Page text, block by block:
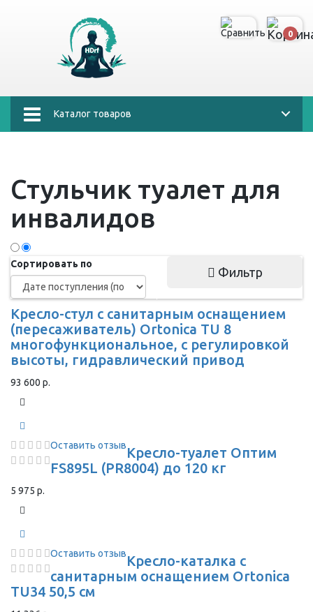
0
Каталог товаров
Стульчик туалет для
инвалидов
Сортировать по
Фильтр
Кресло-стул с санитарным оснащением
(пересаживатель) Ortonica TU 8
многофункциональное, с регулировкой
высоты, гидравлический привод
93 600 р.
Оставить отзывКресло-туалет Оптим
FS895L (PR8004) до 120 кг
5 975 р.
Оставить отзывКресло-каталка с
санитарным оснащением Ortonica
TU34 50,5 см